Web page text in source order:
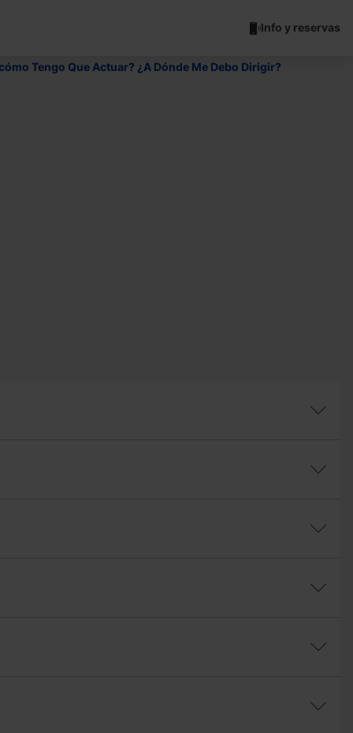
Info y reservas
Tengo Que Actuar? ¿A Dónde Me Debo Dirigir?